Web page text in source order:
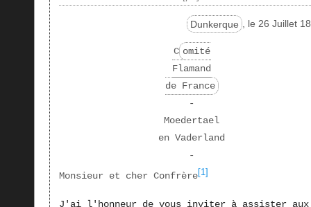
Dunkerque , le 26 Juillet
C omité
Flamand
de France
-
Moedertael
en Vaderland
-
Monsieur et cher Confrère [1]
J'ai l'honneur de vous inviter à assister aux